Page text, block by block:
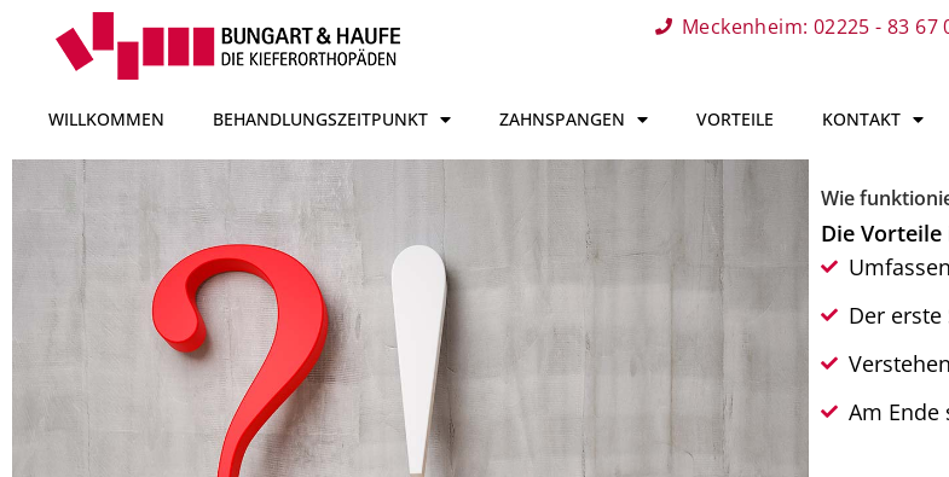
Meckenheim: 02225 - 83 67
WILLKOMMEN BEHANDLUNGSZEITPUNKT ZAHNSPANGEN VORTEILE KONTAKT
Wie
Die
Der
Am